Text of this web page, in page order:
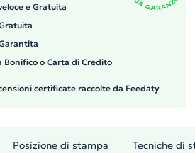
e Gratuita
Bonifico o Carta di Credito
certificate raccolte da Feedaty
Posizione di stampa Tecniche di